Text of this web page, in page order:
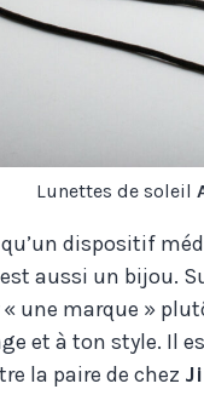
Lunettes de soleil
dispositif
aussi un bijou.
une marque »
et à ton style. Il
la paire de chez